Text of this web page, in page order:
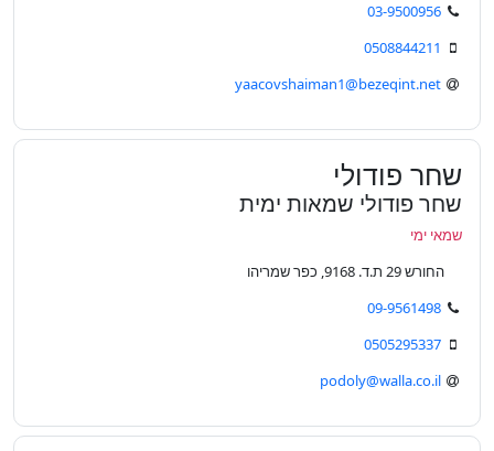
03-9500956
0508844211
yaacovshaiman1@bezeqint.net
שחר פודולי
שחר פודולי שמאות ימית
שמאי ימי
החורש 29 ת.ד. 9168, כפר שמריהו
09-9561498
0505295337
podoly@walla.co.il